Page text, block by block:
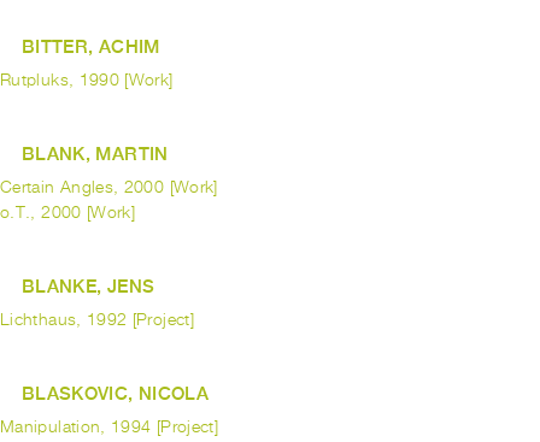
BITTER, ACHIM
Rutpluks, 1990 [Work]
BLANK, MARTIN
Certain Angles, 2000 [Work]
o.T., 2000 [Work]
BLANKE, JENS
Lichthaus, 1992 [Project]
BLASKOVIC, NICOLA
Manipulation, 1994 [Project]